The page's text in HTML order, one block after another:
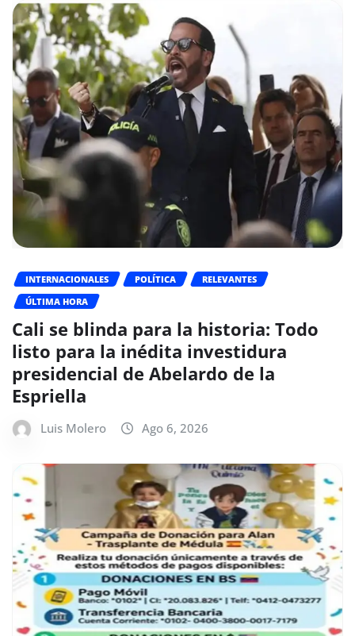
INTERNACIONALES POLÍTICA
RELEVANTES
ÚLTIMA HORA
Cali se blinda para la historia: Todo
listo para la inédita investidura
presidencial de Abelardo de la
Espriella
Luis Molero Ago 6, 2026